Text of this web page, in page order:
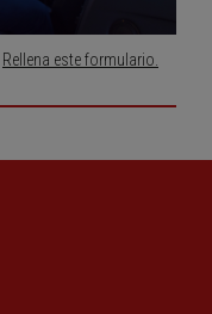
Rellena este formulario.